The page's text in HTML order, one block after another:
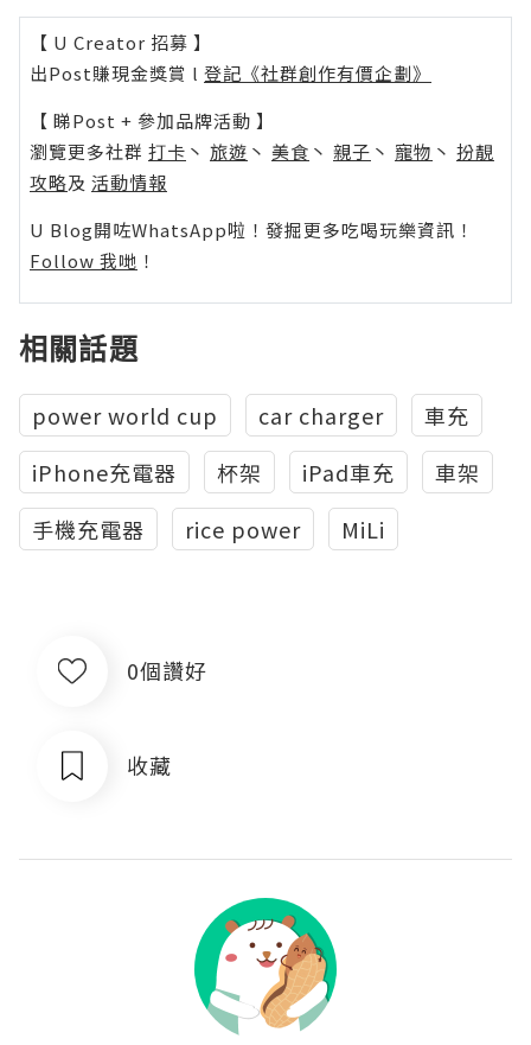
【 U Creator 招募 】
出Post賺現金獎賞 l 登記《社群創作有價企劃》
【 睇Post + 參加品牌活動 】
瀏覽更多社群 打卡 丶 旅遊 丶 美食 丶 親子 丶 寵物 丶 扮靚
攻略及 活動情報
U Blog開咗WhatsApp啦！發掘更多吃喝玩樂資訊！
Follow 我哋 ！
相關話題
power world cup car charger
車充
iPhone充電器
杯架 iPad車充
車架
手機充電器
rice power MiLi
0個讚好
收藏